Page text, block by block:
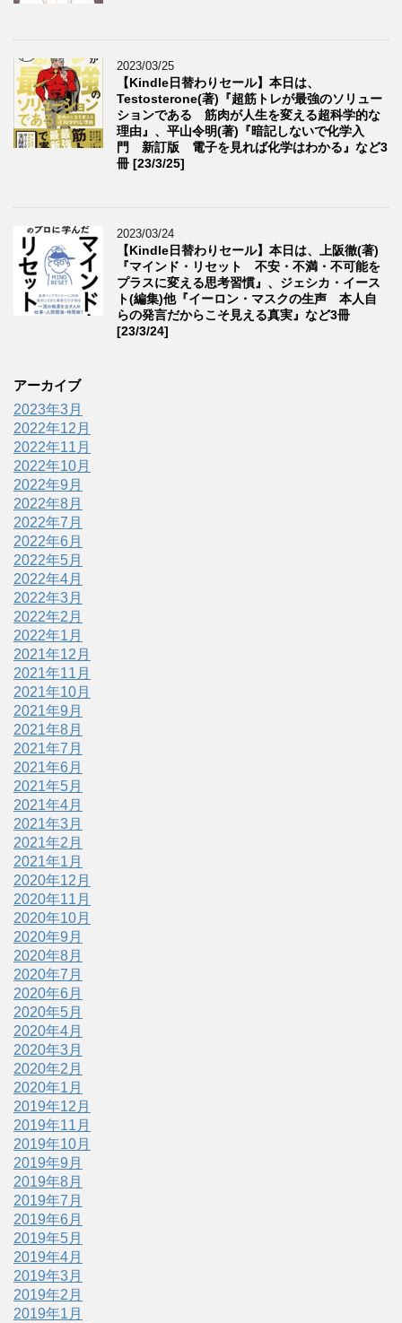
2023/03/25
【Kindle日替わりセール】本日は、
Testosterone(著)『超筋トレが最強のソリュー
ションである 筋肉が人生を変える超科学的な
理由』、平山令明(著)『暗記しないで化学入
門 新訂版 電子を見れば化学はわかる』など3
冊 [23/3/25]
2023/03/24
【Kindle日替わりセール】本日は、上阪徹(著)
『マインド・リセット 不安・不満・不可能を
プラスに変える思考習慣』、ジェシカ・イース
ト(編集)他『イーロン・マスクの生声 本人自
らの発言だからこそ見える真実』など3冊
[23/3/24]
アーカイブ
2023年3月
2022年12月
2022年11月
2022年10月
2022年9月
2022年8月
2022年7月
2022年6月
2022年5月
2022年4月
2022年3月
2022年2月
2022年1月
2021年12月
2021年11月
2021年10月
2021年9月
2021年8月
2021年7月
2021年6月
2021年5月
2021年4月
2021年3月
2021年2月
2021年1月
2020年12月
2020年11月
2020年10月
2020年9月
2020年8月
2020年7月
2020年6月
2020年5月
2020年4月
2020年3月
2020年2月
2020年1月
2019年12月
2019年11月
2019年10月
2019年9月
2019年8月
2019年7月
2019年6月
2019年5月
2019年4月
2019年3月
2019年2月
2019年1月